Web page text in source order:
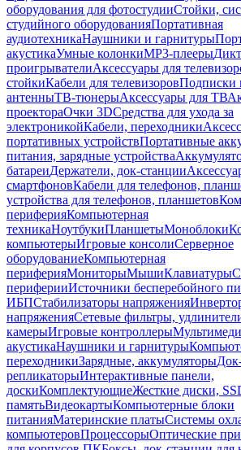
оборудования для фотостудииСтойки,
студийного оборудованияПортативная
аудиотехникаНаушники и гарнитуры
акустикаУмные колонкиMP3-плееры
проигрывателиАксессуары для
стойкиКабели для телевизоровПодписки
антенныТВ-тюнерыАксессуары для ТВ
проектораОчки 3DСредства для ухода за
электроникойКабели, переходники
портативных устройствПортативные
питания, зарядные устройства
батареиДержатели, док-станции
смартфоновКабели для телефонов,
устройства для телефонов, планшетов
периферияКомпьютерная
техникаНоутбукиПланшетыМоноблоки
компьютерыИгровые консолиСерверное
оборудованиеКомпьютерная
периферияМониторыМышиКлавиатуры
периферииИсточники бесперебойного
ИБПСтабилизаторы напряжения
напряженияСетевые фильтры,
камерыИгровые контроллеры
акустикаНаушники и гарнитуры
переходникиЗарядные, аккумуляторы
репликаторыИнтерактивные панели,
доскиКомплектующиеЖесткие диски,
памятьВидеокартыКомпьютерные блоки
питанияМатеринские платыСистемы
компьютеровПроцессорыОптические